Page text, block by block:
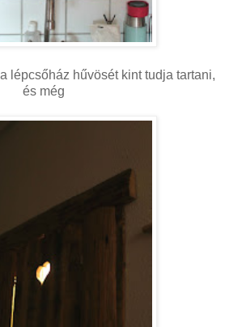
lépcsőház hűvösét kint tudja tartani,
és még